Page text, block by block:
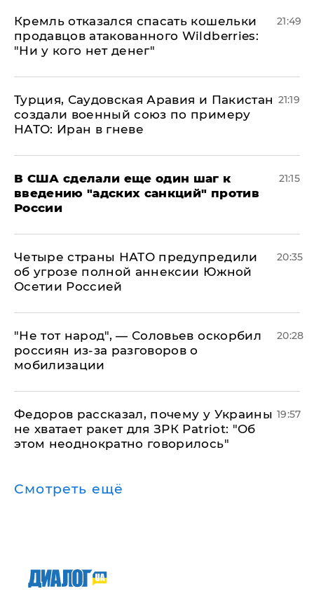
Кремль отказался спасать кошельки
продавцов атакованного Wildberries:
"Ни у кого нет денег"
21:49
Турция, Саудовская Аравия и Пакистан
создали военный союз по примеру
НАТО: Иран в гневе
21:19
В США сделали еще один шаг к
введению "адских санкций" против
России
21:15
Четыре страны НАТО предупредили
об угрозе полной аннексии Южной
Осетии Россией
20:35
​"Не тот народ", — Соловьев оскорбил
россиян из-за разговоров о
мобилизации
20:28
Федоров рассказал, почему у Украины
не хватает ракет для ЗРК Patriot: "Об
этом неоднократно говорилось"
19:57
Смотреть ещё